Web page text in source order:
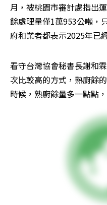
月，被桃園市審計處指出
餘處理量僅1萬953公噸，
府和業者都表示2025年已
看守台灣協會秘書長謝和
次比較高的方式，熟廚餘
時候，熟廚餘量多一點點